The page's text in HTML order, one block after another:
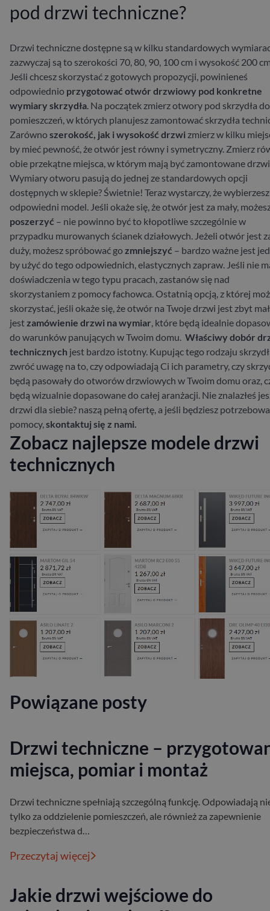
pod drzwi techniczne?
Drzwi techniczne dostępne są w kilku standardowych
zazwyczaj są to szerokości 70, 80, 90, 100 cm i wysokość 200
Jeśli chcesz skorzystać z gotowych propozycji, powinieneś
odpowiednio przygotować otwór drzwiowy pod konkretne
wymiary skrzydła. Na początek zmierz otwory pod skrzydła do
pomieszczeń, w których planujesz zamontować skrzydła
Zarównoszerokość, jak i wysokość drzwi zmierz w kilku
by mieć pewność, że otwór jest równy i symetryczny. Zmierz
obie przekątne miejsca, w którym mają być zamontowane
Wymiary otworu pasują do jednej ze standardowych opcji
dostępnych w sklepie? Świetnie! Teraz wystarczy, że wybierzesz
odpowiedni model. Jeśli okaże się, że otwór jest za mały,
poszerzyć – nie powinno być to kłopotliwe szczególnie w
przypadku murowanych ścianek działowych. Jeżeli otwór jest
duży, możesz spróbować gozmniejszyć – bardzo ważne jest
by użyć do tego odpowiednich, elastycznych zapraw. Jeśli nie
doświadczenia w tego typu pracach, zastanów się nad
skorzystaniem z pomocy fachowca. Ostatnią opcją, z której
skorzystać, jeśli okaże się, że otwór na Twoje drzwi jest zbyt
jestzamówienie drzwi na wymiar, które będą idealnie
do warunków panujących w Twoim domu. Właściwy dobór
technicznych jest bardzo istotny. Kupując tego rodzaju
zwróć uwagę na to, czy odpowiadają Ci ich parametry, czy
będą pasowały do otworów drzwiowych w Twoim domu oraz,
będą wizualnie dopasowane do całej aranżacji. Nie znalazłeś
drzwi dla siebie? naszą pełną ofertę, a jeśli będziesz
pomocy,skontaktuj się z nami.
Zobacz najlepsze modele drzwi
technicznych
Powiązane posty
Drzwi techniczne –
miejsca, pomiar i montaż
Drzwi techniczne spełniają szczególną funkcję. Odpowiadają
tylko za oddzielenie pomieszczeń, ale również za zapewnienie
bezpieczeństwa d…
Przeczytaj więcej
Jakie drzwi wejściowe do